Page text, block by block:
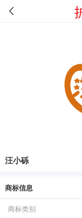
汪小砾
商标信息
商标类别